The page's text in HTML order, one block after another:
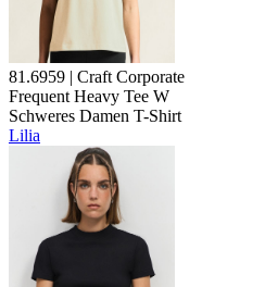
81.6959 | Craft Corporate
Frequent Heavy Tee W
Schweres Damen T-Shirt
Lilia